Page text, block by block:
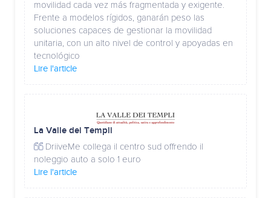
movilidad cada vez más fragmentada y exigente.
Frente a modelos rígidos, ganarán peso las
soluciones capaces de gestionar la movilidad
unitaria, con un alto nivel de control y apoyadas en
tecnológico
Lire l'article
La Valle dei Templi
DriiveMe collega il centro sud offrendo il
noleggio auto a solo 1 euro
Lire l'article